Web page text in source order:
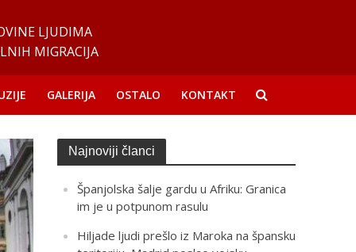
LJUDIMA
MIGRACIJA
GALERIJA OSTALO KONTAKT
Najnoviji članci
Španjolska šalje gardu u Afriku: Granica
im je u potpunom rasulu
Hiljade ljudi prešlo iz Maroka na špansku